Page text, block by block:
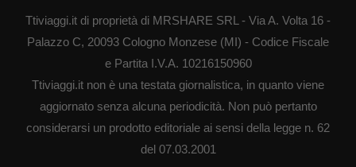
Ttiviaggi.it di proprietà di MRSHARE SRL - Via A. Volta 16 -
Palazzo C, 20093 Cologno Monzese (MI) - Codice Fiscale
e Partita I.V.A. 10216150960
Ttiviaggi.it non è una testata giornalistica, in quanto viene
aggiornato senza alcuna periodicità. Non può pertanto
considerarsi un prodotto editoriale ai sensi della legge n. 62
del 07.03.2001